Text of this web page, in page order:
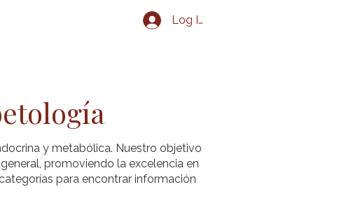
Log In
y metabólica. Nuestro objetivo
promoviendo la excelencia en
para encontrar información